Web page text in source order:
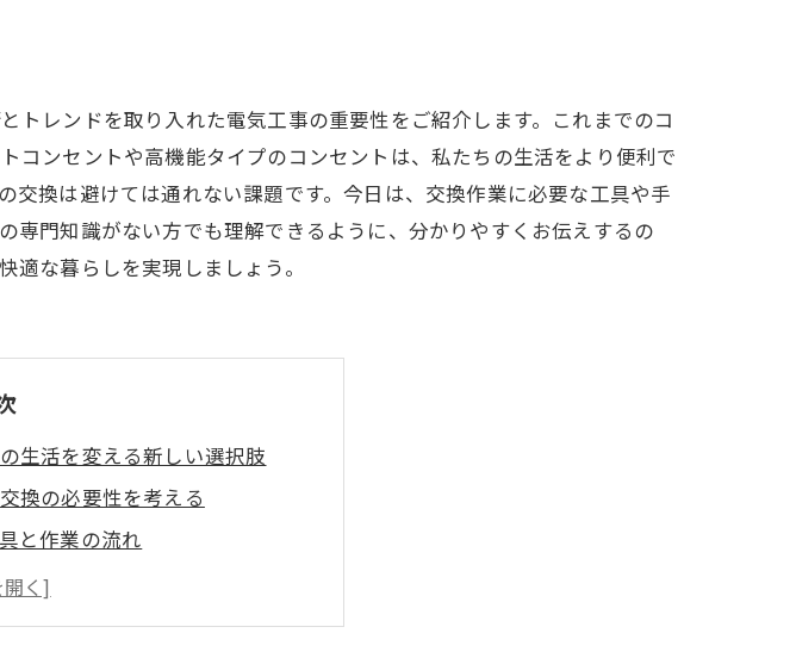
レンドを取り入れた電気工事の重要性をご紹介します。これまでのコ
コンセントや高機能タイプのコンセントは、私たちの生活をより便利で
換は避けては通れない課題です。今日は、交換作業に必要な工具や手
門知識がない方でも理解できるように、分かりやすくお伝えするの
な暮らしを実現しましょう。
生活を変える新しい選択肢
換の必要性を考える
と作業の流れ
性とデザインの両立
常生活への影響を実感